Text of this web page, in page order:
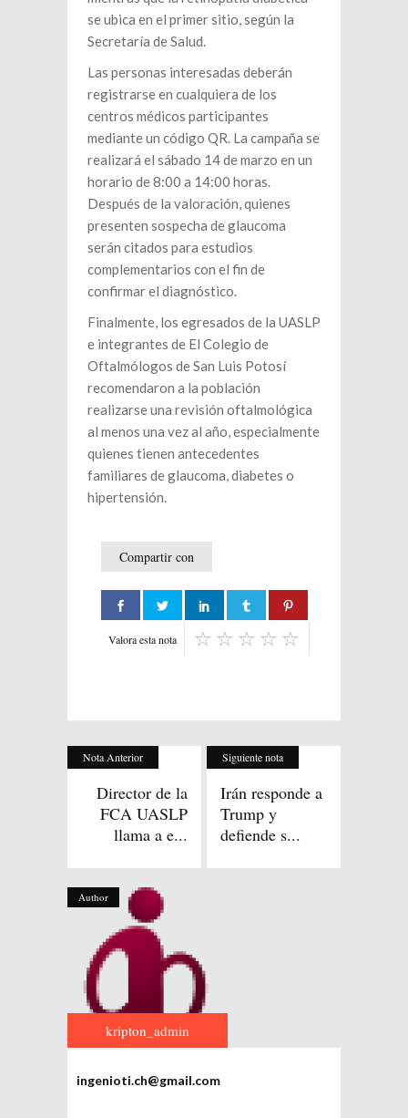
se ubica en el primer sitio, según la
Secretaría de Salud.
Las personas interesadas deberán
registrarse en cualquiera de los
centros médicos participantes
mediante un código QR. La campaña se
realizará el sábado 14 de marzo en un
horario de 8:00 a 14:00 horas.
Después de la valoración, quienes
presenten sospecha de glaucoma
serán citados para estudios
complementarios con el fin de
confirmar el diagnóstico.
Finalmente, los egresados de la UASLP
e integrantes de El Colegio de
Oftalmólogos de San Luis Potosí
recomendaron a la población
realizarse una revisión oftalmológica
al menos una vez al año, especialmente
quienes tienen antecedentes
familiares de glaucoma, diabetes o
hipertensión.
Compartir con
Valora esta nota
Nota Anterior
Director de la
FCA UASLP
llama a e...
Siguiente nota
Irán responde a
Trump y
defiende s...
Author
kripton_admin
ingenioti.ch@gmail.com